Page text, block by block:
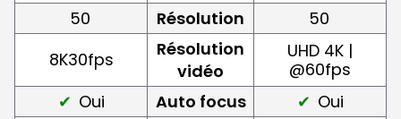
50
Résolution
50
8K30fps
Résolution
vidéo
UHD 4K |
@60fps
Oui
Auto focus
Oui